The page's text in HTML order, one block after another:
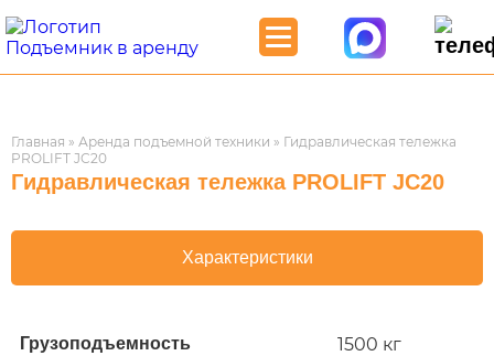
Главная » Аренда подъемной техники » Гидравлическая тележка
PROLIFT JC20
Гидравлическая тележка PROLIFT JC20
Характеристики
Грузоподъемность 1500 кг